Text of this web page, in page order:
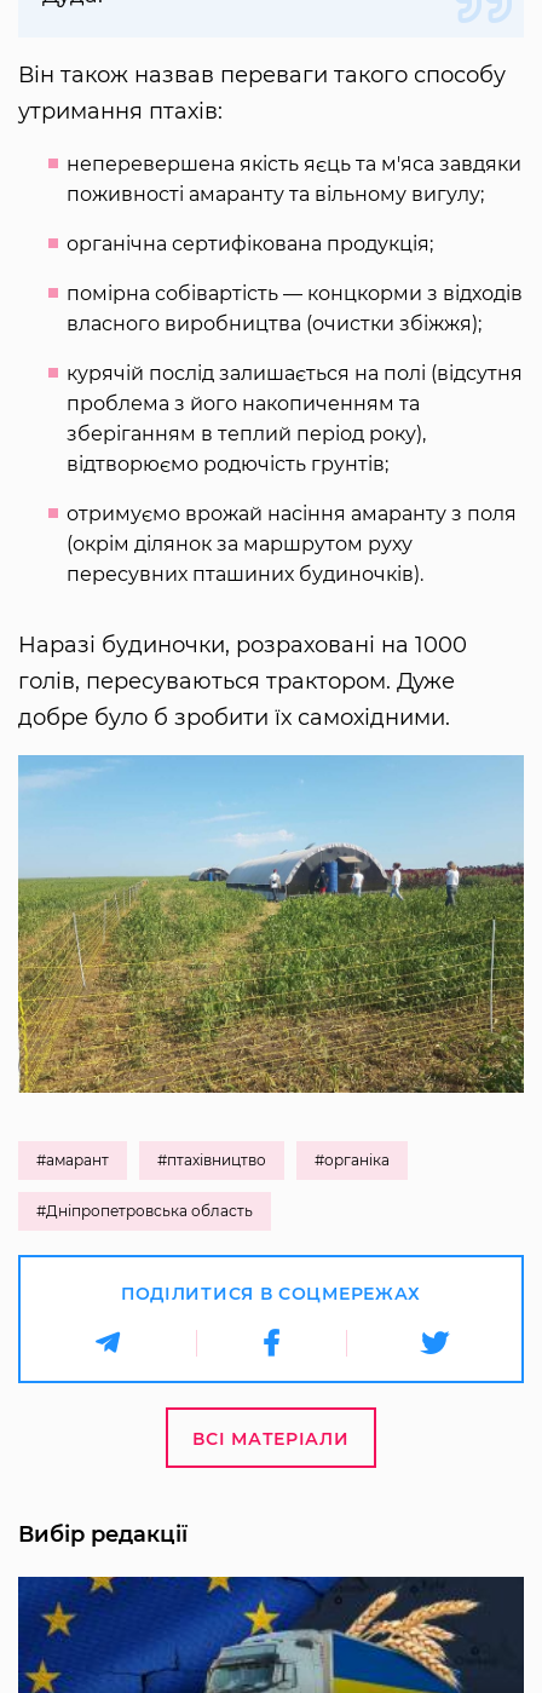
Він також назвав переваги такого способу
утримання птахів:
неперевершена якість яєць та м'яса завдяки
поживності амаранту та вільному вигулу;
органічна сертифікована продукція;
помірна собівартість — концкорми з відходів
власного виробництва (очистки збіжжя);
курячій послід залишається на полі (відсутня
проблема з його накопиченням та
зберіганням в теплий період року),
відтворюємо родючість грунтів;
отримуємо врожай насіння амаранту з поля
(окрім ділянок за маршрутом руху
пересувних пташиних будиночків).
Наразі будиночки, розраховані на 1000
голів, пересуваються трактором. Дуже
добре було б зробити їх самохідними.
#амарант #птахівництво #органіка
#Дніпропетровська область
ПОДІЛИТИСЯ В СОЦМЕРЕЖАХ
ВСІ МАТЕРІАЛИ
Вибір редакції